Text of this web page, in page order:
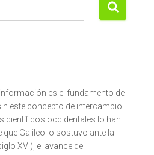
es el fundamento de
este concepto de intercambio
científicos occidentales lo han
que Galileo lo sostuvo ante la
XVI), el avance del